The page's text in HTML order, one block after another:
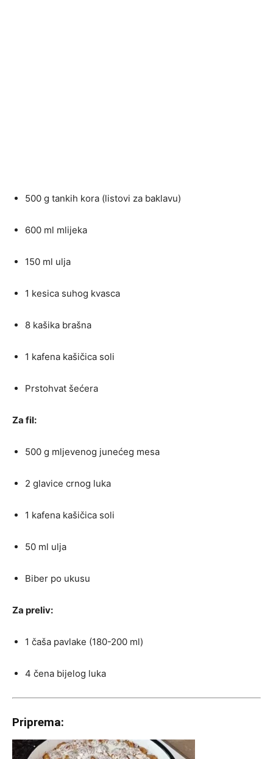
500 g tankih kora (listovi za baklavu)
600 ml mlijeka
150 ml ulja
1 kesica suhog kvasca
8 kašika brašna
1 kafena kašičica soli
Prstohvat šećera
Za fil:
500 g mljevenog junećeg mesa
2 glavice crnog luka
1 kafena kašičica soli
50 ml ulja
Biber po ukusu
Za preliv:
1 čaša pavlake (180-200 ml)
4 čena bijelog luka
Priprema: